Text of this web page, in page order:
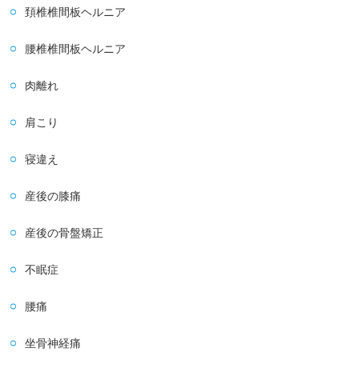
頚椎椎間板ヘルニア
腰椎椎間板ヘルニア
肉離れ
肩こり
寝違え
産後の膝痛
産後の骨盤矯正
不眠症
腰痛
坐骨神経痛